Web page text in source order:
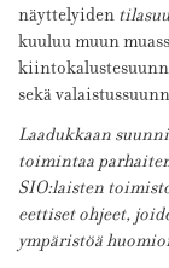
näyttelyiden
kuuluumuun
sekä
Laadukkaan
toimintaa
SIO:laisten
eettiset ohjeet,
ympäristöä